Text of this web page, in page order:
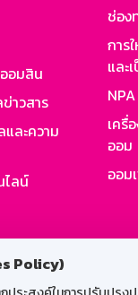
Policy)
อมสิน
าวสาร
ละความ
ลน์
ช่อง
การ
และ
เครื่
ออม
ออม